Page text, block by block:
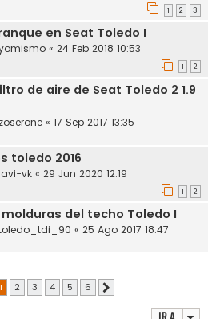
1 2 3
en Seat Toledo I
« 24 Feb 2018 10:53
1 2
de aire de Seat Toledo 2 1.9
zoserone « 17 Sep 2017 13:35
toledo 2016
vk « 29 Jun 2020 12:19
1 2
molduras del techo Toledo I
« 25 Ago 2017 18:47
1 2 3 4 5 6